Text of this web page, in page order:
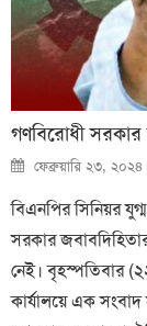
গণবিরোধী সরকার
Posted
on
ফেব্রুয়ারি ২৩, ২০২৪
বিএনপির সিনিয়র
সরকার
নেই। বৃহস্পতিবার
কার্যালয়ে এক